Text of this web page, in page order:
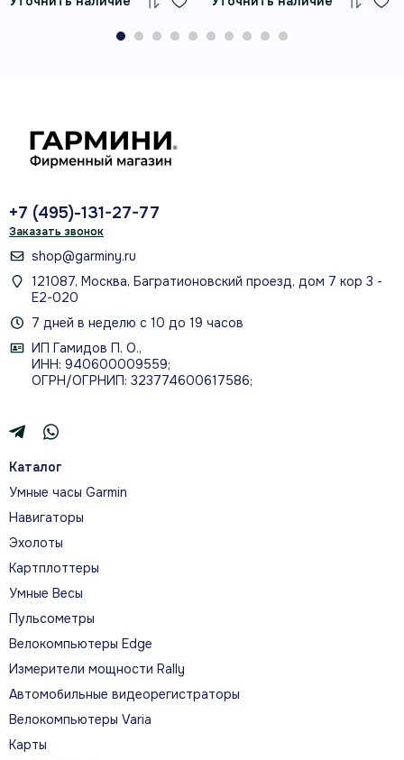
темпе.
Многодиапазонный GNSS помогает
сохранять точность в сложных
Следите за самочувствием
реакцию организма.
О МОДЕЛИ
НЕ ПРОСТО ВЫПОЛНЯЙТЕ
ЗАДАЧУ — УПРАВЛЯЙТЕ ЕЮ
Прочные GPS-часы объединяют специальные
тактические функции и солнечную подзарядку для
ГЛАВНЫЕ ВОЗМОЖНОСТИ
Главные преимущества модели
+7 (495)-131-27-77
Заказать звонок
shop@garminy.ru
121087, Москва, Багратионовский проезд, дом 7 кор 3 -
Е2-020
7 дней в неделю с 10 до 19 часов
ИП Гамидов П. О.,
ИНН: 940600009559;
ОГРН/ОГРНИП: 323774600617586;
Каталог
Умные часы Garmin
Навигаторы
Эхолоты
Картплоттеры
Умные Весы
Пульсометры
Велокомпьютеры Edge
Измерители мощности Rally
Автомобильные видеорегистраторы
Велокомпьютеры Varia
Карты